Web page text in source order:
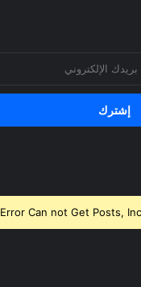
Error Can not Get Posts,